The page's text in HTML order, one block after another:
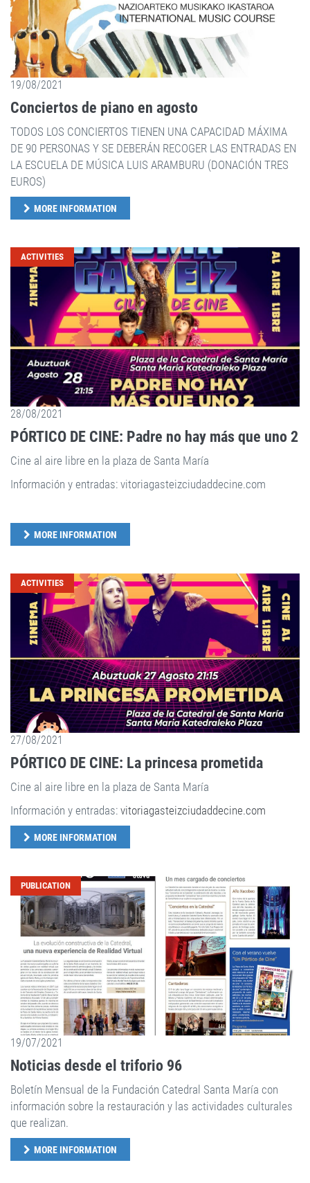
19/08/2021
Conciertos de piano en agosto
TODOS LOS CONCIERTOS TIENEN UNA CAPACIDAD MÁXIMA
DE 90 PERSONAS Y SE DEBERÁN RECOGER LAS ENTRADAS EN
LA ESCUELA DE MÚSICA LUIS ARAMBURU (DONACIÓN TRES
EUROS)
MORE INFORMATION
ACTIVITIES
28/08/2021
PÓRTICO DE CINE: Padre no hay más que uno 2
Cine al aire libre en la plaza de Santa María
Información y entradas: vitoriagasteizciudaddecine.com
MORE INFORMATION
ACTIVITIES
27/08/2021
PÓRTICO DE CINE: La princesa prometida
Cine al aire libre en la plaza de Santa María
Información y entradas: vitoriagasteizciudaddecine.com
MORE INFORMATION
PUBLICATION
19/07/2021
Noticias desde el triforio 96
Boletín Mensual de la Fundación Catedral Santa María con
información sobre la restauración y las actividades culturales
que realizan.
MORE INFORMATION